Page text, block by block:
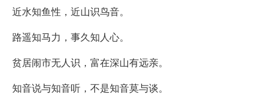
近水知鱼性，近山识鸟音。
路遥知马力，事久知人心。
贫居闹市无人识，富在深山有远亲。
知音说与知音听，不是知音莫与谈。